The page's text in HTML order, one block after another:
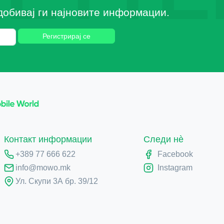
ги најновите информации.
Регистрирај се
Контакт информации
+389 77 666 622
info@mowo.mk
Ул. Скупи 3А бр. 39/12
Следи нè
Facebook
Instagram